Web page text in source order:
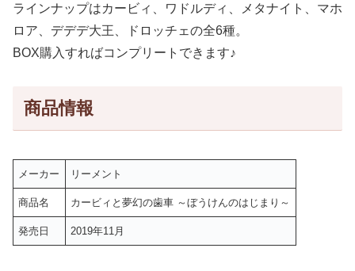
ラインナップはカービィ、ワドルディ、メタナイト、マホ
ロア、デデデ大王、ドロッチェの全6種。
BOX購入すればコンプリートできます♪
商品情報
メーカー リーメント
商品名 カービィと夢幻の歯車 ～ぼうけんのはじまり～
発売日 2019年11月